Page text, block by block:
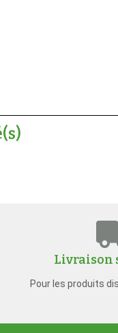
Livraison
Pour les produits